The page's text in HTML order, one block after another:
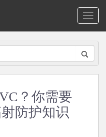
？你需要
防护知识